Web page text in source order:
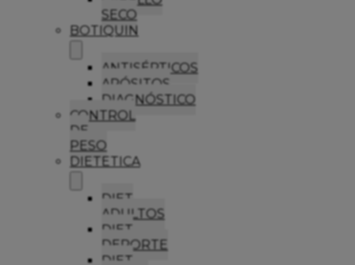
SECO
BOTIQUIN
ANTISÉPTICOS
APÓSITOS
DIAGNÓSTICO
CONTROL
DE
PESO
DIETETICA
DIET
ADULTOS
DIET
DEPORTE
DIET